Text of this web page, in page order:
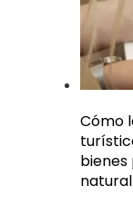
Cómo